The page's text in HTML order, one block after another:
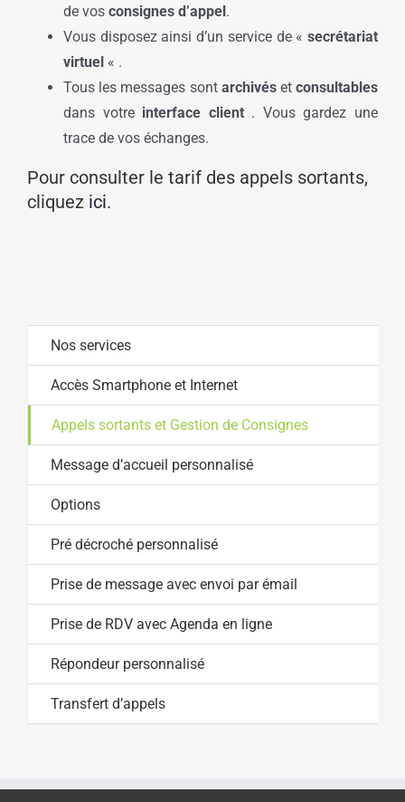
de vos consignes d’appel.
Vous disposez ainsi d’un service de « secrétariat
virtuel « .
Tous les messages sont archivésetconsultables
dans votre interface client. Vous gardez une
trace de vos échanges.
Pour consulter le tarif des appels sortants,
cliquez ici.
Nos services
Accès Smartphone et Internet
Appels sortants et Gestion de Consignes
Message d’accueil personnalisé
Options
Pré décroché personnalisé
Prise de message avec envoi par émail
Prise de RDV avec Agenda en ligne
Répondeur personnalisé
Transfert d’appels